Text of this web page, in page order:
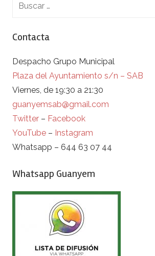
Contacta
Despacho Grupo Municipal
Plaza del Ayuntamiento s/n – SAB
Viernes, de 19:30 a 21:30
guanyemsab@gmail.com
Twitter – Facebook
YouTube – Instagram
Whatsapp – 644 63 07 44
Whatsapp Guanyem